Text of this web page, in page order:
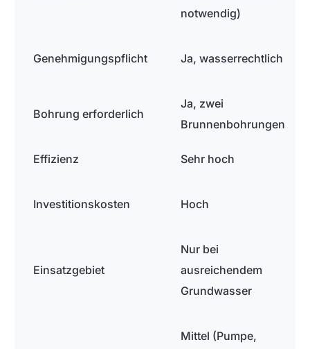
notwendig)
Genehmigungspflicht Ja, wasserrechtlich
Bohrung erforderlich
Ja, zwei
Brunnenbohrungen
Effizienz Sehr hoch
Investitionskosten Hoch
Einsatzgebiet
Nur bei
ausreichendem
Grundwasser
Mittel (Pumpe,